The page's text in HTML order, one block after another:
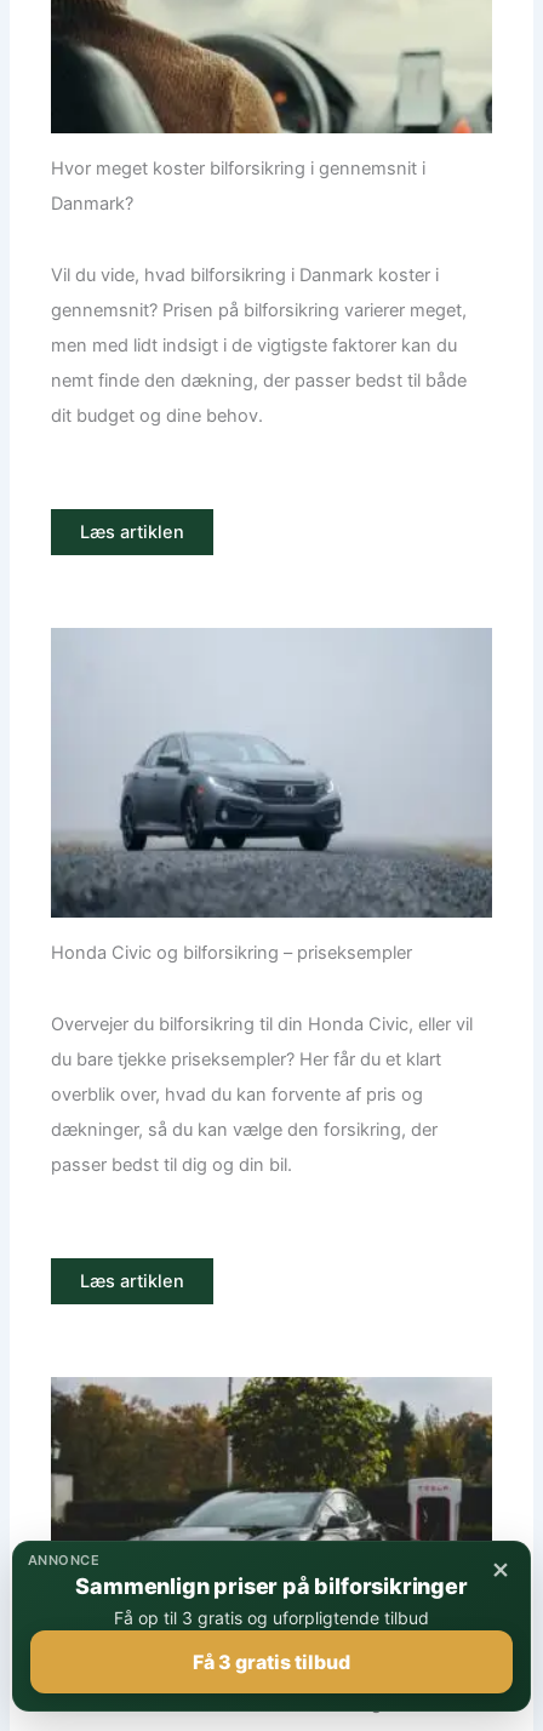
Hvor meget koster bilforsikring i gennemsnit i
Danmark?
Vil du vide, hvad bilforsikring i Danmark koster i
gennemsnit? Prisen på bilforsikring varierer meget,
men med lidt indsigt i de vigtigste faktorer kan du
nemt finde den dækning, der passer bedst til både
dit budget og dine behov.
Læs artiklen
Honda Civic og bilforsikring – priseksempler
Overvejer du bilforsikring til din Honda Civic, eller vil
du bare tjekke priseksempler? Her får du et klart
overblik over, hvad du kan forvente af pris og
dækninger, så du kan vælge den forsikring, der
passer bedst til dig og din bil.
Læs artiklen
×
ANNONCE
Sammenlign priser på bilforsikringer
Få op til 3 gratis og uforpligtende tilbud
Få 3 gratis tilbud